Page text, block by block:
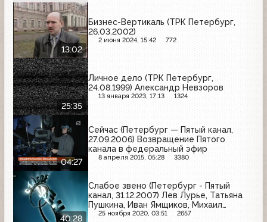
13:02
Бизнес-Вертикаль (ТРК Петербург,
26.03.2002)
2 июня 2024, 15:42 772
25:35
Личное дело (ТРК Петербург,
24.08.1999) Александр Невзоров
13 января 2023, 17:13 1324
04:27
Сейчас (Петербург — Пятый канал,
27.09.2006) Возвращение Пятого
канала в федеральный эфир
8 апреля 2015, 05:28 3380
40:28
Слабое звено (Петербург - Пятый
канал, 31.12.2007) Лев Лурье, Татьяна
Пушкина, Иван Ямщиков, Михаил
Генделев, Ольга Волкова, Виталий
25 ноября 2020, 03:51 2657